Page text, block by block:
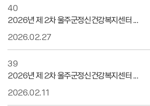
40
2026년 제 2차 울주군정신건강복지센터 ...
2026.02.27
39
2026년 제 2차 울주군정신건강복지센터 ...
2026.02.11